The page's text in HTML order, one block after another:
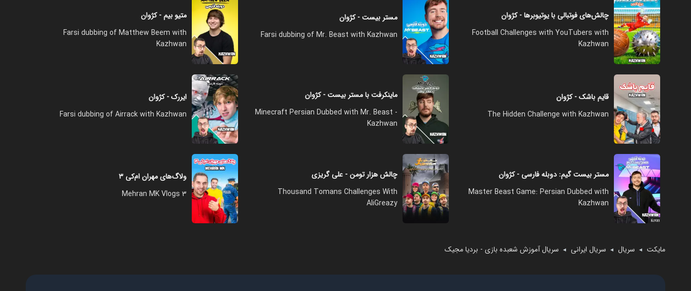
فصل ۱ - راحت‌ترین شعبده بازی
چالش‌های فوتبالی با یوتیوبرها - کژوان
Football Challenges with YouTubers with
Kazhwan
مستر بیست - کژوان
Farsi dubbing of Mr. Beast with Kazhwan
متیو بیم - کژوان
Farsi dubbing of Matthew Beem with
Kazhwan
قایم باشک - کژوان
The Hidden Challenge with Kazhwan
ماینکرفت با مستر بیست - کژوان
Minecraft Persian Dubbed with Mr. Beast -
Kazhwan
ایررک - کژوان
Farsi dubbing of Airrack with Kazhwan
مستر بیست گیم: دوبله فارسی - کژوان
Master Beast Game: Persian Dubbed with
Kazhwan
چالش هزار تومن - علی گریزی
Thousand Tomans Challenges With
AliGreazy
ولاگ‌های مهران‌ ام‌کی ۳
3 Mehran MK Vlogs
مایکت ◄ سریال ◄ سریال ایرانی ◄ سریال آموزش شعبده بازی - بردیا مجیک